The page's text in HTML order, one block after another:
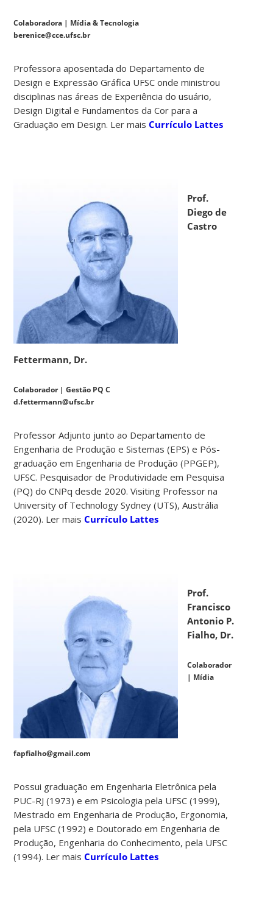
Colaboradora | Mídia & Tecnologia
berenice@cce.ufsc.br
Professora aposentada do Departamento de
Design e Expressão Gráfica UFSC onde ministrou
disciplinas nas áreas de Experiência do usuário,
Design Digital e Fundamentos da Cor para a
Graduação em Design. Ler maisCurrículo Lattes
Prof.
Diego de
Castro
Fettermann, Dr.
Colaborador | Gestão PQ C
d.fettermann@ufsc.br
Professor Adjunto junto ao Departamento de
Engenharia de Produção e Sistemas (EPS) e Pós-
graduação em Engenharia de Produção (PPGEP),
UFSC. Pesquisador de Produtividade em Pesquisa
(PQ) do CNPq desde 2020. Visiting Professor na
University of Technology Sydney (UTS), Austrália
(2020). Ler maisCurrículo Lattes
Prof.
Francisco
Antonio P.
Fialho, Dr.
Colaborador
| Mídia
fapfialho@gmail.com
Possui graduação em Engenharia Eletrônica pela
PUC-RJ (1973) e em Psicologia pela UFSC (1999),
Mestrado em Engenharia de Produção, Ergonomia,
pela UFSC (1992) e Doutorado em Engenharia de
Produção, Engenharia do Conhecimento, pela UFSC
(1994). Ler maisCurrículo Lattes